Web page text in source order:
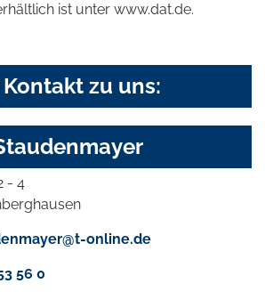
ist unter www.dat.de.
zu uns:
- 4
online.de
56 0